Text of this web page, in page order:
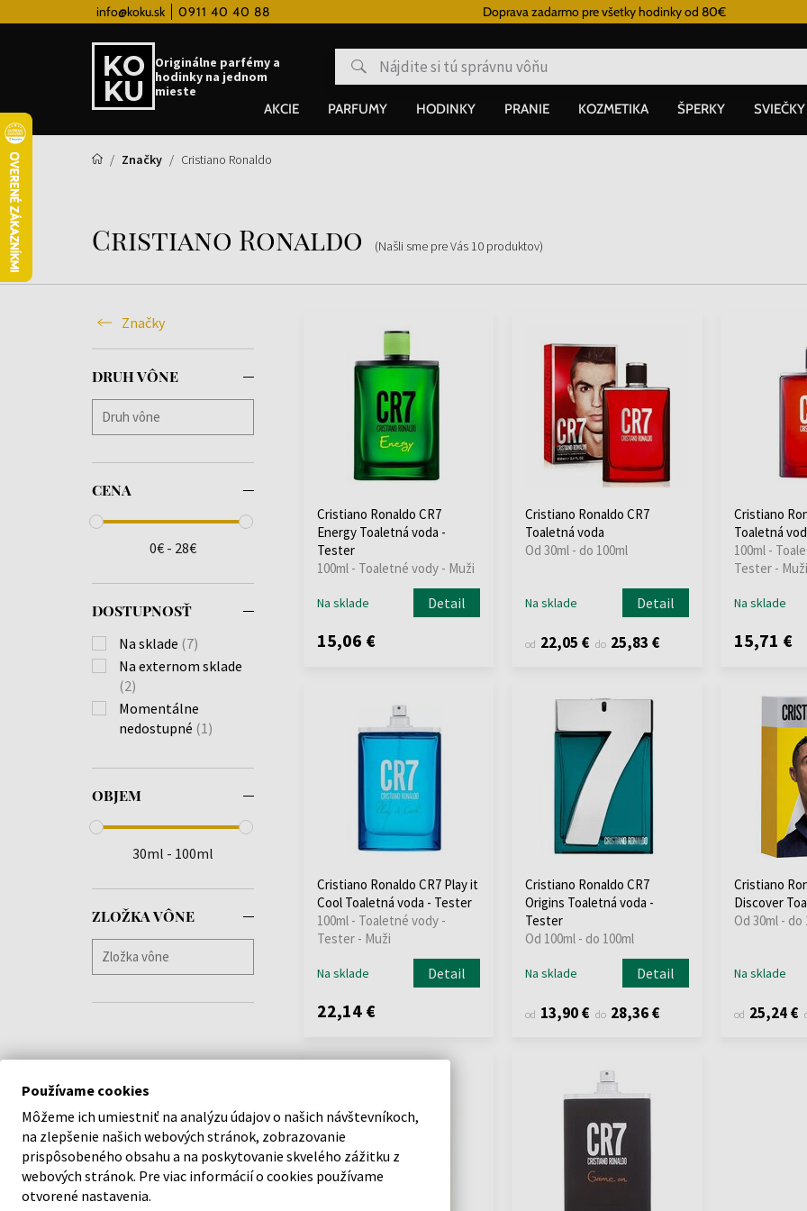
info@koku.sk 0911 40 40 88Vernostný systém Doprava zadarmo pre všetky hodinky od 80€
Originálne parfémy a
hodinky na jednom
mieste
AKCIE
PARFUMY HODINKY PRANIE KOZMETIKA ŠPERKY SVIEČKY
Značky Cristiano Ronaldo
Cristiano Ronaldo (Našli sme pre Vás 10 produktov)
Značky
DRUH VÔNE
CENA
0€ - 28€
DOSTUPNOSŤ
Na sklade (7)
Na externom sklade
(2)
Momentálne
nedostupné (1)
OBJEM
30ml - 100ml
ZLOŽKA VÔNE
Cristiano Ronaldo CR7
Energy Toaletná voda -
Tester
100ml - Toaletné vody - Muži
Na sklade Detail
15,06 €
Cristiano Ronaldo CR7
Toaletná voda
Od 30ml - do 100ml
Na sklade Detail
od 22,05 € do 25,83 €
Cristiano
Toaletná
100ml -
Tester - Muži
Na sklade
15,71 €
Cristiano Ronaldo CR7 Play it
Cool Toaletná voda - Tester
100ml - Toaletné vody -
Tester - Muži
Na sklade Detail
22,14 €
Cristiano Ronaldo CR7
Origins Toaletná voda -
Tester
Od 100ml - do 100ml
Na sklade Detail
od 13,90 € do 28,36 €
Cristiano
Discover
Od 30ml - do
Na sklade
od 25,24 €
Používame cookies
Môžeme ich umiestniť na analýzu údajov o našich návštevníkoch,
na zlepšenie našich webových stránok, zobrazovanie
prispôsobeného obsahu a na poskytovanie skvelého zážitku z
webových stránok. Pre viac informácií o cookies používame
otvorené nastavenia.